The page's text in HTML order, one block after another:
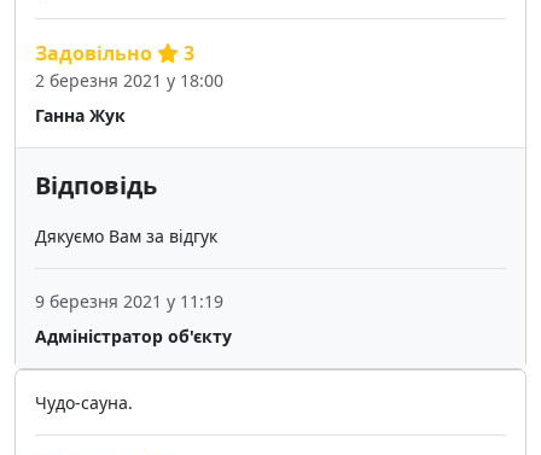
Ганна Жук
Задовільно 3
2 березня 2021 у 18:00
Відповідь
Дякуємо Вам за відгук
Адміністратор об'єкту
9 березня 2021 у 11:19
Чудо-сауна.